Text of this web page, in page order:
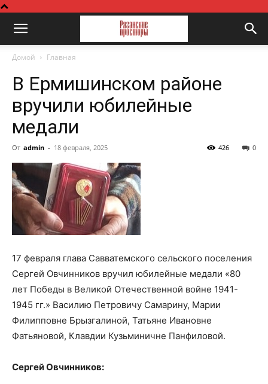
Домой Главная
В Ермишинском районе
вручили юбилейные
медали
От admin - 18 февраля, 2025 0
426
17 февраля глава Савватемского сельского поселения
Сергей Овчинников вручил юбилейные медали «80
лет Победы в Великой Отечественной войне 1941-
1945 гг.» Василию Петровичу Самарину, Марии
Филипповне Брызгалиной, Татьяне Ивановне
Фатьяновой, Клавдии Кузьминичне Панфиловой.
Сергей Овчинников: